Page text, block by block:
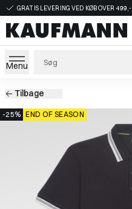
GRATIS LEVERING VED KØB OVER 499,-
Menu
Tilbage
-25% END OF SEASON